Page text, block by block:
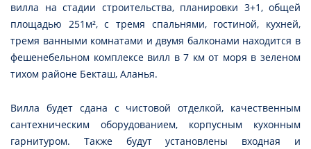
вилла на стадии строительства, планировки 3+1, общей
площадью 251м², с тремя спальнями, гостиной, кухней,
тремя ванными комнатами и двумя балконами находится в
фешенебельном комплексе вилл в 7 км от моря в зеленом
тихом районе Бекташ, Аланья.
Вилла будет сдана с чистовой отделкой, качественным
сантехническим оборудованием, корпусным кухонным
гарнитуром. Также будут установлены входная и